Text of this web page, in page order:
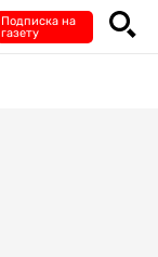
Подписка на
газету